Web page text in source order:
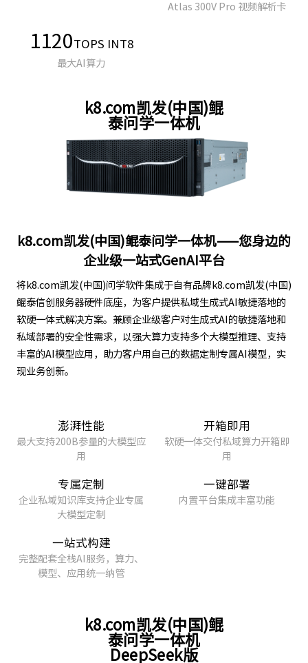
Atlas 300V Pro 视频解析卡
1120TOPS INT8
最大AI算力
k8.com凯发(中国)鲲
泰问学一体机
k8.com凯发(中国)鲲泰问学一体机——您身边的
企业级一站式GenAI平台
将k8.com凯发(中国)问学软件集成于自有品牌k8.com凯发(中国)
鲲泰信创服务器硬件底座，为客户提供私域生成式AI敏捷落地的
软硬一体式解决方案。兼顾企业级客户对生成式AI的敏捷落地和
私域部署的安全性需求，以强大算力支持多个大模型推理、支持
丰富的AI模型应用，助力客户用自己的数据定制专属AI模型，实
现业务创新。
澎湃性能
最大支持200B参量的大模型应
用
开箱即用
软硬一体交付私域算力开箱即
用
专属定制
企业私域知识库支持企业专属
大模型定制
一键部署
内置平台集成丰富功能
一站式构建
完整配套全栈AI服务，算力、
模型、应用统一纳管
k8.com凯发(中国)鲲
泰问学一体机
DeepSeek版